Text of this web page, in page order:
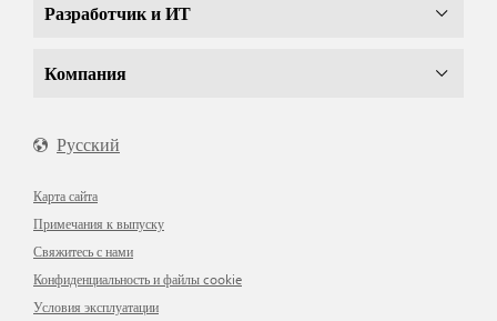
Разработчик и ИТ
Компания
Русский
Карта сайта
Примечания к выпуску
Свяжитесь с нами
Конфиденциальность и файлы cookie
Условия эксплуатации